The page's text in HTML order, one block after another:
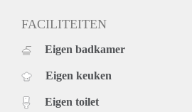
FACILITEITEN
Eigen badkamer
Eigen keuken
Eigen toilet